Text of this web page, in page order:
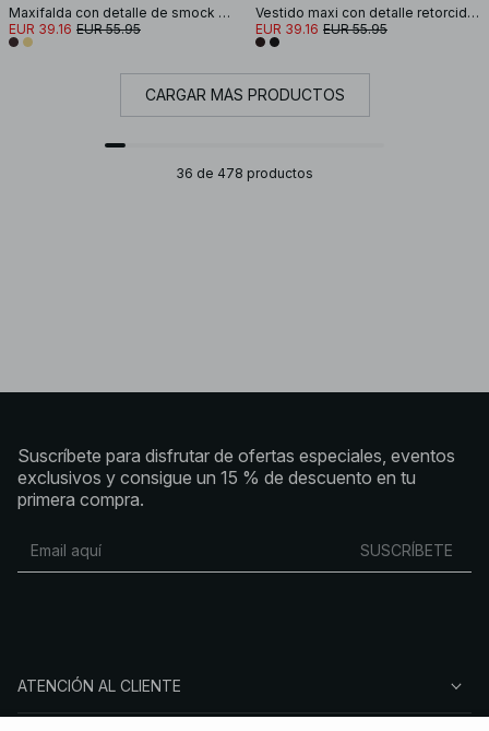
Maxifalda con detalle de smock en la cintura
EUR 39.16 EUR 55.95
Vestido maxi con detalle retorcido en la espalda
EUR 39.16 EUR 55.95
CARGAR MÁS PRODUCTOS
36 de 478 productos
Suscríbete para disfrutar de ofertas especiales, eventos
exclusivos y consigue un 15 % de descuento en tu
primera compra.
SUSCRÍBETE
ATENCIÓN AL CLIENTE